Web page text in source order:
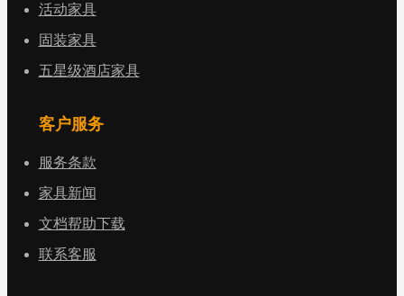
活动家具
固装家具
五星级酒店家具
客户服务
服务条款
家具新闻
文档帮助下载
联系客服